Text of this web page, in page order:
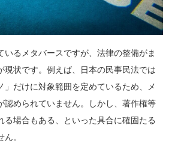
いるメタバースですが、法律の整備がま
現状です。例えば、日本の民事民法では
」だけに対象範囲を定めているため、メ
認められていません。しかし、著作権等
る場合もある、といった具合に確固たる
。